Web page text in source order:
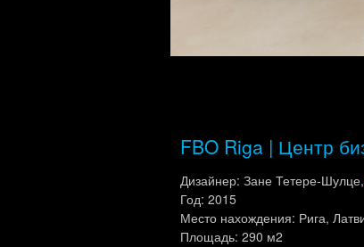
FBO Riga | Центр
Дизайнер: Зане Тетере-Шулце,
Год: 2015
Место нахождения: Рига,
Площадь: 290 м2